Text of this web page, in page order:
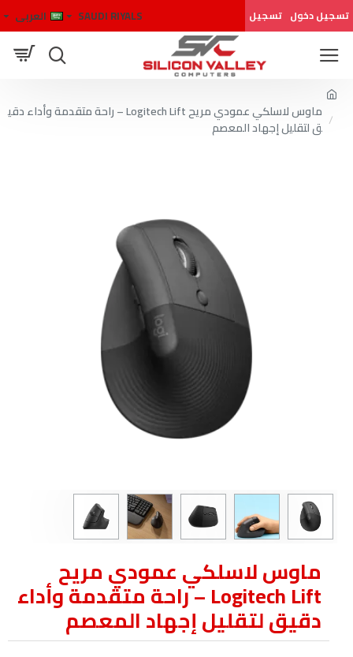
تسجيل دخول تسجيل SAUDI RIYALS العربى
ماوس لاسلكي عمودي مريح Logitech Lift – راحة متقدمة وأداء دقي
ق لتقليل إجهاد المعصم
ماوس لاسلكي عمودي مريح
Logitech Lift – راحة متقدمة وأداء
دقيق لتقليل إجهاد المعصم